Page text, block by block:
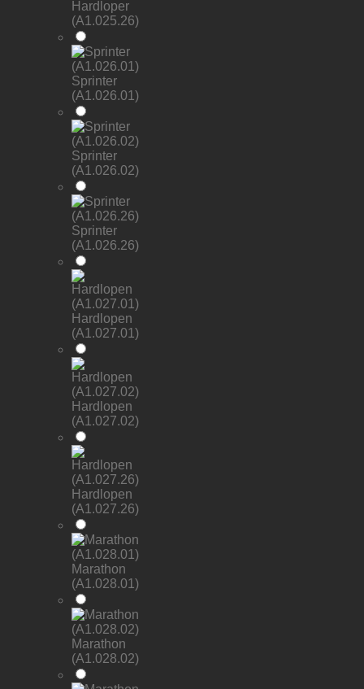
Hardloper
(A1.025.26)
Sprinter
(A1.026.01)
Sprinter
(A1.026.02)
Sprinter
(A1.026.26)
Hardlopen
(A1.027.01)
Hardlopen
(A1.027.02)
Hardlopen
(A1.027.26)
Marathon
(A1.028.01)
Marathon
(A1.028.02)